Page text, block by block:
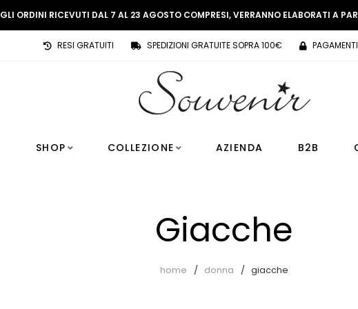
GLI ORDINI RICEVUTI DAL 7 AL 23 AGOSTO COMPRESI, VERRANNO ELABORATI A
RESI GRATUITI SPEDIZIONI GRATUITE SOPRA 100€
SHOP COLLEZIONE AZIENDA B2B
Giacche
home donna giacche